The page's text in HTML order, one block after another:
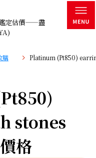
鑑定估價——盡
購 Platinum (Pt850)
stones
格